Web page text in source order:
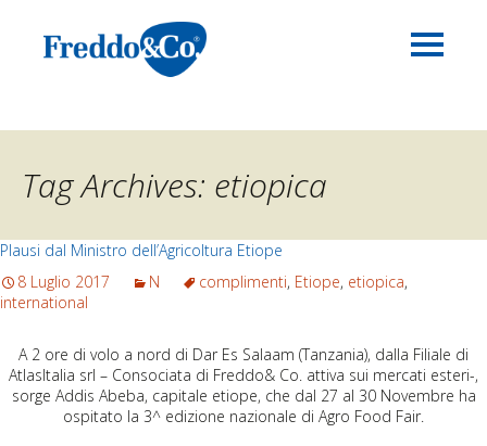
Tag Archives: etiopica
Plausi dal Ministro dell’Agricoltura Etiope
8 Luglio 2017
N complimenti, Etiope, etiopica,
international
A 2 ore di volo a nord di Dar Es Salaam (Tanzania), dalla Filiale di
AtlasItalia srl – Consociata di Freddo& Co. attiva sui mercati esteri-,
sorge Addis Abeba, capitale etiope, che dal 27 al 30 Novembre ha
ospitato la 3^ edizione nazionale di Agro Food Fair.